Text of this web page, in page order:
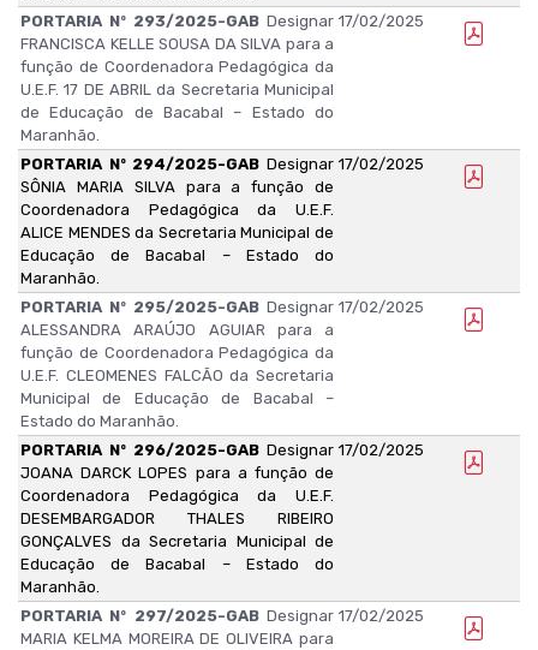
PORTARIA Nº 293/2025-GAB Designar
FRANCISCA KELLE SOUSA DA SILVA para a
função de Coordenadora Pedagógica da
U.E.F. 17 DE ABRIL da Secretaria Municipal
de Educação de Bacabal – Estado do
Maranhão.
17/02/2025
PORTARIA Nº 294/2025-GAB Designar
SÔNIA MARIA SILVA para a função de
Coordenadora Pedagógica da U.E.F.
ALICE MENDES da Secretaria Municipal de
Educação de Bacabal – Estado do
Maranhão.
17/02/2025
PORTARIA Nº 295/2025-GAB Designar
ALESSANDRA ARAÚJO AGUIAR para a
função de Coordenadora Pedagógica da
U.E.F. CLEOMENES FALCÃO da Secretaria
Municipal de Educação de Bacabal –
Estado do Maranhão.
17/02/2025
PORTARIA Nº 296/2025-GAB Designar
JOANA DARCK LOPES para a função de
Coordenadora Pedagógica da U.E.F.
DESEMBARGADOR THALES RIBEIRO
GONÇALVES da Secretaria Municipal de
Educação de Bacabal – Estado do
Maranhão.
17/02/2025
PORTARIA Nº 297/2025-GAB Designar
MARIA KELMA MOREIRA DE OLIVEIRA para
17/02/2025